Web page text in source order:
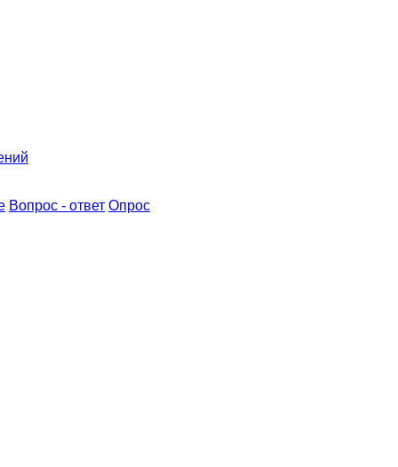
Вопрос - ответ Опрос